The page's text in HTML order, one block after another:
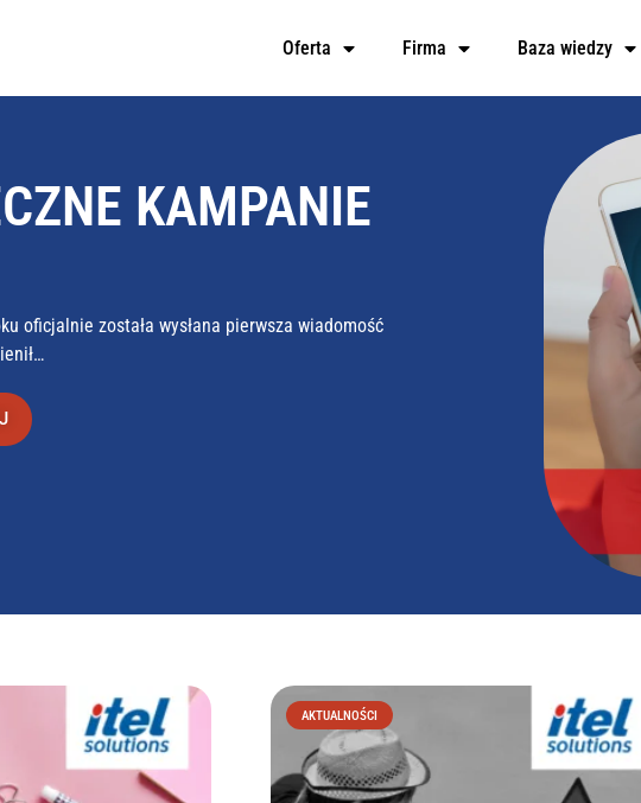
Oferta Firma Baza wiedzy
KAMPANIE
oficjalnie została wysłana pierwsza wiadomość
AKTUALNOŚCI